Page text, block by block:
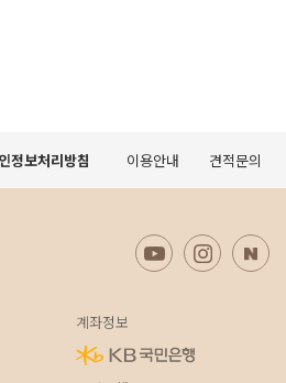
정보처리방침 이용안내 견적문의
계좌정보